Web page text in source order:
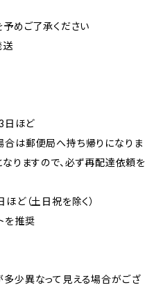
予めご了承ください
送
日ほど
は郵便局へ持ち帰りになりま
りますので、必ず再配達依頼を
ど（土日祝を除く）
を推奨
少異なって見える場合がござ